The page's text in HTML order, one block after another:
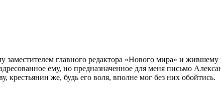
главного редактора «Нового мира» и жившему
ему, но предназначенное для меня письмо
крестьянин же, будь его воля, вполне мог без них обойтись.